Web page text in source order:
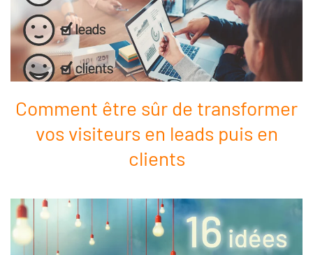
Comment être sûr de transformer
vos visiteurs en leads puis en
clients